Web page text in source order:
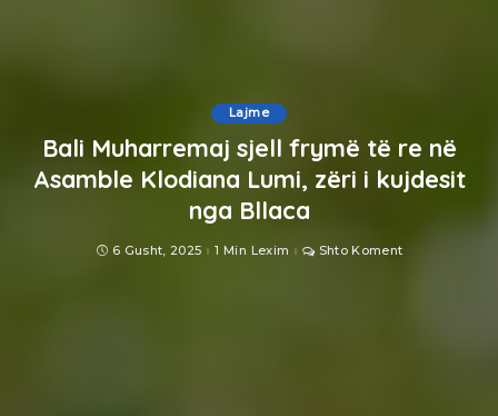
Lajme
Bali Muharremaj sjell frymë të re në
Asamble Klodiana Lumi, zëri i kujdesit
nga Bllaca
6 Gusht, 2025 1 Min Lexim Shto Koment